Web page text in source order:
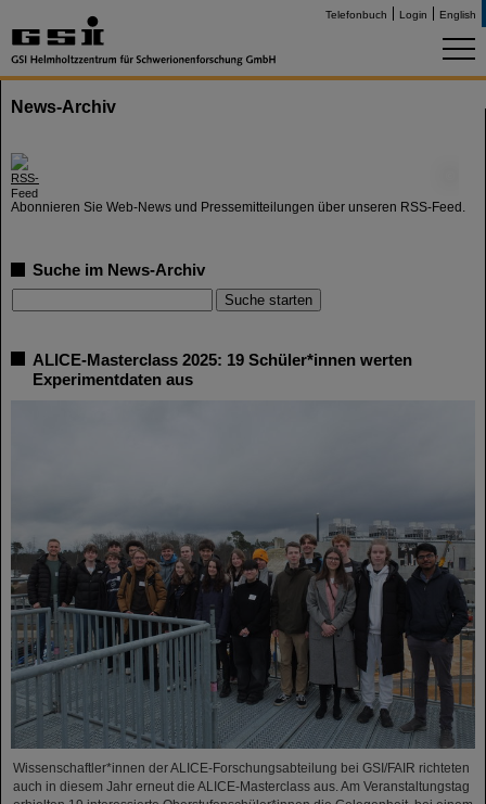
Telefonbuch Login English
News-Archiv
Abonnieren Sie Web-News und Pressemitteilungen über unseren RSS-Feed.
Suche im News-Archiv
ALICE-Masterclass 2025: 19 Schüler*innen werten
Experimentdaten aus
Wissenschaftler*innen der ALICE-Forschungsabteilung bei GSI/FAIR richteten
auch in diesem Jahr erneut die ALICE-Masterclass aus. Am Veranstaltungstag